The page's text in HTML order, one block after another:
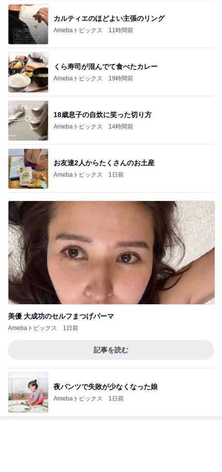
カルティエのほどよい主張のリング
Amebaトピックス 11時間前
くら寿司が混んでて食べたカレー
Amebaトピックス 19時間前
18歳息子の自炊に笑った切り方
Amebaトピックス 14時間前
お友達2人からたくさんのお土産
Amebaトピックス 1日前
美優 大成功のセルフまつげパーマ
Amebaトピックス 1日前
記事を読む
夜パンツで失敗が少なくなった娘
Amebaトピックス 1日前